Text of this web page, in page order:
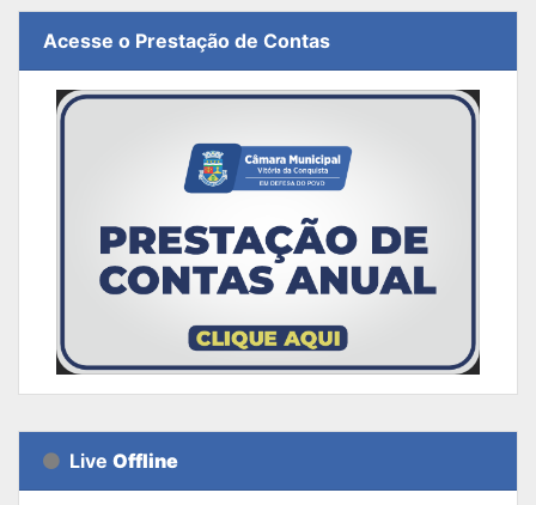
Acesse o Prestação de Contas
Live Offline